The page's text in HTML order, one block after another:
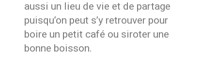
aussi un lieu de vie et de partage
puisqu’on peut s’y retrouver pour
boire un petit café ou siroter une
bonne boisson.